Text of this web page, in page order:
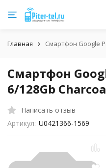
Главная Смартфон Google
Смартфон
6/128Gb
Написать отзыв
Артикул: U0421366-1569